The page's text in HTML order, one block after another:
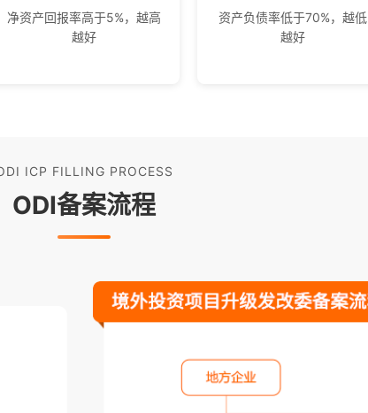
净资产回报率高于5%，越高
越好
资产负债率低于70%，越低
越好
ICP FILLING PROCESS
ODI备案流程